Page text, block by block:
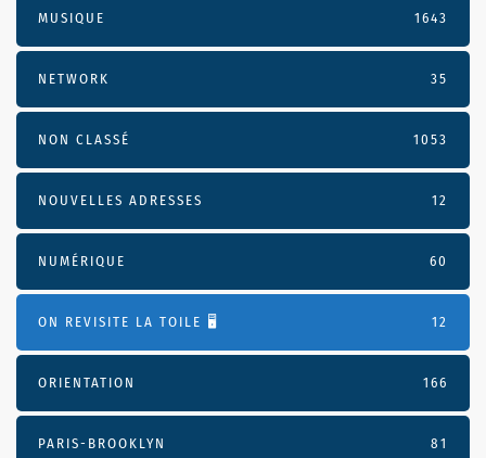
MUSIQUE 1643
NETWORK 35
NON CLASSÉ 1053
NOUVELLES ADRESSES 12
NUMÉRIQUE 60
ON REVISITE LA TOILE 🖥️ 12
ORIENTATION 166
PARIS-BROOKLYN 81